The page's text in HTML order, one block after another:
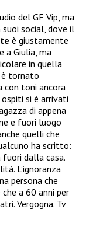
del GF Vip, ma
suoi social, dove il
è giustamente
Giulia, ma
in quella
è tornato
con toni ancora
si è arrivati
di appena
e fuori luogo
quelli che
ha scritto:
fuori dalla casa.
L’ignoranza
persona che
a 60 anni per
Vergogna. Tv